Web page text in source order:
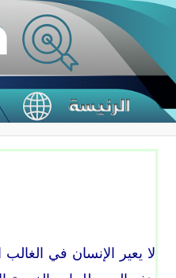
لا يعير الإنسان في